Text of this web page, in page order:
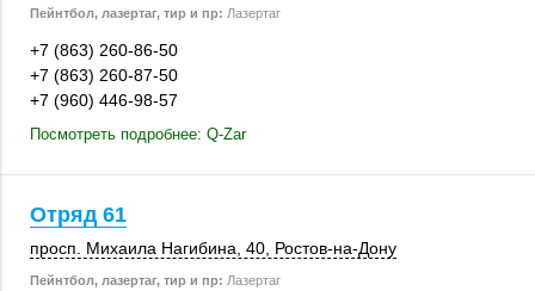
Пейнтбол, лазертаг, тир и пр: Лазертаг
+7 (863) 260-86-50
+7 (863) 260-87-50
+7 (960) 446-98-57
Посмотреть подробнее: Q-Zar
Отряд 61
просп. Михаила Нагибина, 40, Ростов-на-Дону
Пейнтбол, лазертаг, тир и пр: Лазертаг